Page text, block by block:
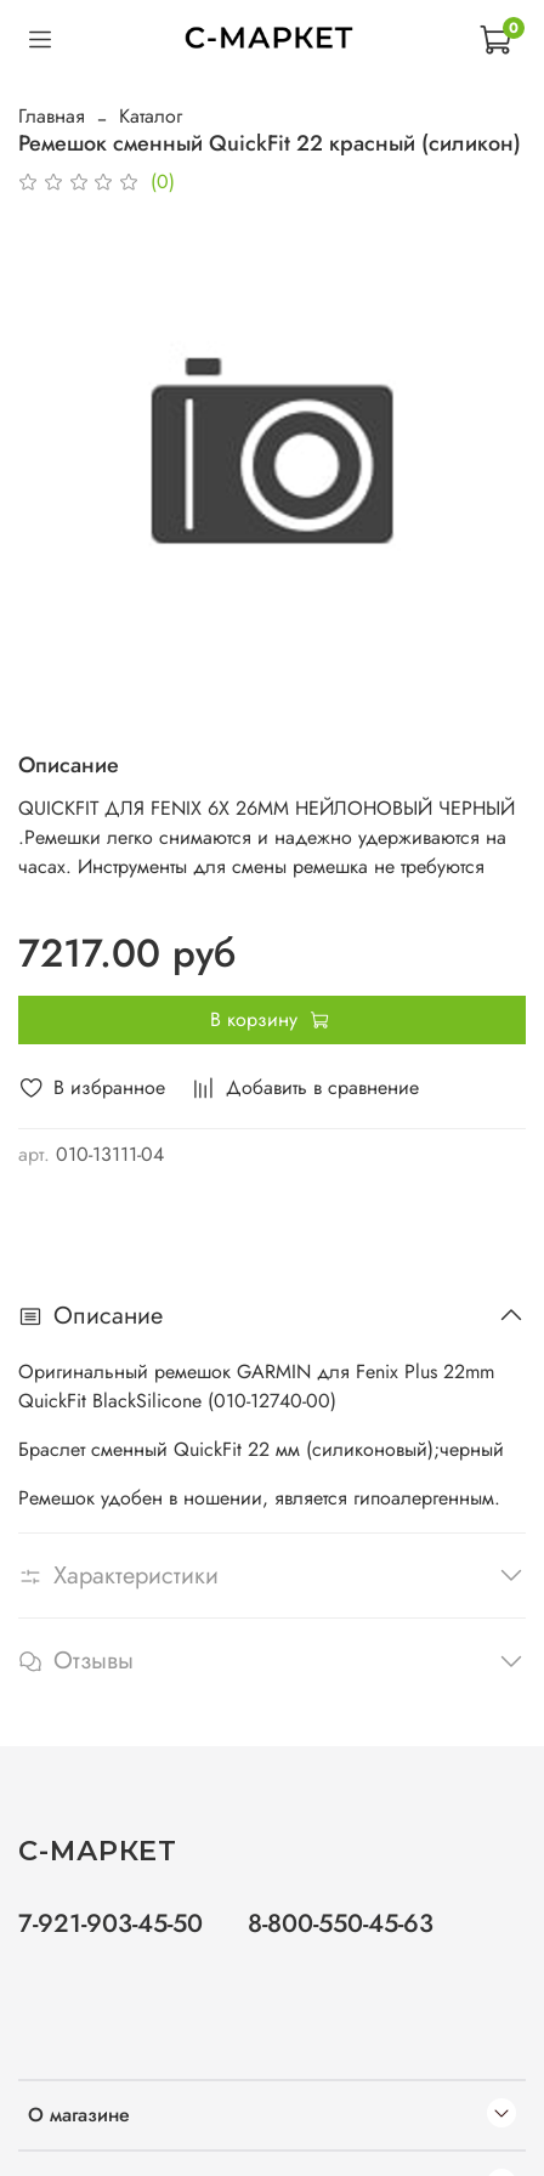
0
Главная Каталог
Ремешок сменный QuickFit 22 красный (силикон)
(0)
В избранное Добавить в сравнение
арт. 010-13111-04
Описание
QUICKFIT ДЛЯ FENIX 6X 26MM НЕЙЛОНОВЫЙ ЧЕРНЫЙ
.Ремешки легко снимаются и надежно удерживаются на
часах. Инструменты для смены ремешка не требуются
7217.00 руб
В корзину
Описание
Оригинальный ремешок GARMIN для Fenix Plus 22mm
QuickFit BlackSilicone (010-12740-00)
Браслет сменный QuickFit 22 мм (силиконовый);черный
Ремешок удобен в ношении, является гипоалергенным.
Характеристики
Отзывы
О магазине
С-МАРКЕТ
7-921-903-45-50 8-800-550-45-63